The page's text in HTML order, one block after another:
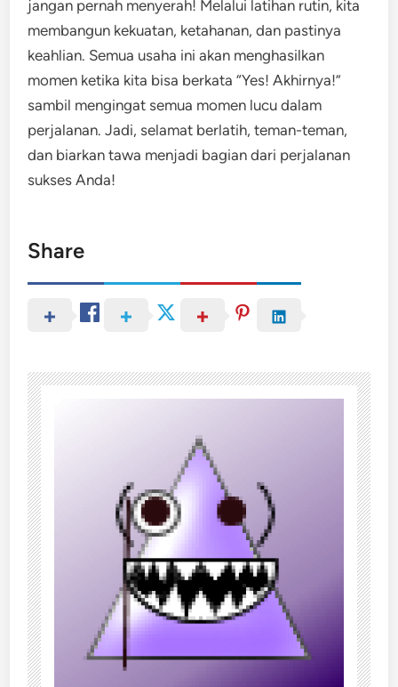
jangan pernah menyerah! Melalui latihan rutin, kita
membangun kekuatan, ketahanan, dan pastinya
keahlian. Semua usaha ini akan menghasilkan
momen ketika kita bisa berkata “Yes! Akhirnya!”
sambil mengingat semua momen lucu dalam
perjalanan. Jadi, selamat berlatih, teman-teman,
dan biarkan tawa menjadi bagian dari perjalanan
sukses Anda!
Share